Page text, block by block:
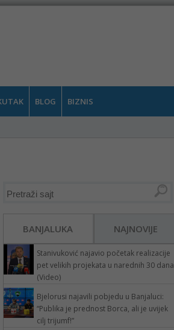
BLOG BIZNIS
BANJALUKA NAJNOVIJE
Stanivuković najavio početak realizacije
pet velikih projekata u narednih 30 dana
(Video)
Bjelorusi najavili pobjedu u Banjaluci:
“Publika je prednost Borca, ali je uvijek
cilj trijumf!”